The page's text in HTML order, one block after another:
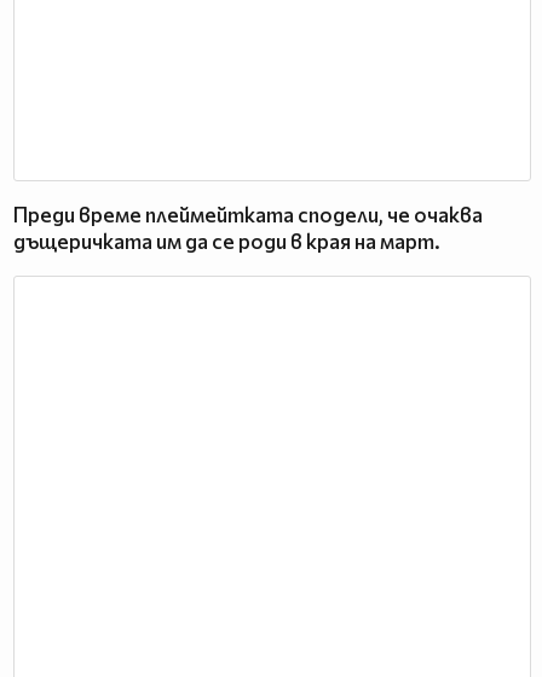
Преди време плеймейтката сподели, че очаква
дъщеричката им да се роди в края на март.